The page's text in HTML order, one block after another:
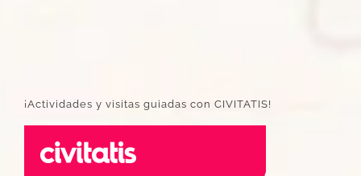
¡Actividades y visitas guiadas con CIVITATIS!